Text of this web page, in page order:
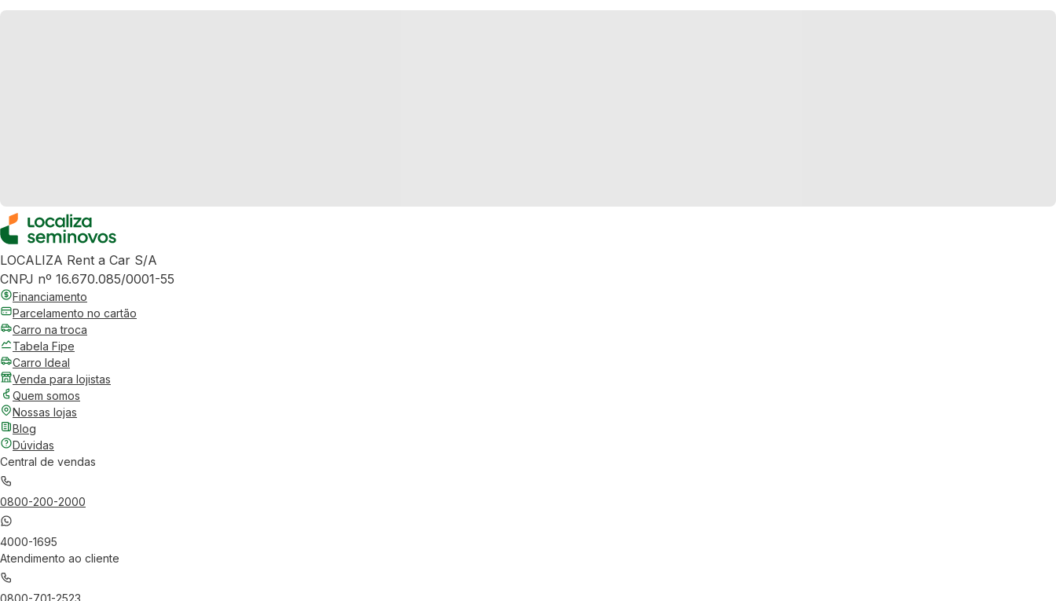
LOCALIZA Rent a Car S/A
CNPJ nº 16.670.085/0001-55
Financiamento
Parcelamento no cartão
Carro na troca
Tabela Fipe
Carro Ideal
Venda para lojistas
Quem somos
Nossas lojas
Blog
Dúvidas
Central de vendas
0800-200-2000
4000-1695
Atendimento ao cliente
0800-701-2523